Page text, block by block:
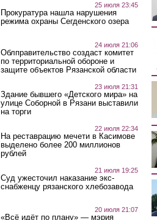
25 июля 23:45
Прокуратура нашла нарушения
режима охраны Сегденского озера
24 июля 21:06
Облправительство создаст комитет
по территориальной обороне и
защите объектов Рязанской области
23 июля 21:31
Здание бывшего «Детского мира» на
улице Соборной в Рязани выставили
на торги
22 июля 22:34
На реставрацию мечети в Касимове
выделено более 200 миллионов
рублей
21 июля 19:25
Суд ужесточил наказание экс-
снабженцу рязанского хлебозавода
20 июля 21:07
«Всё идёт по плану» — мэрия